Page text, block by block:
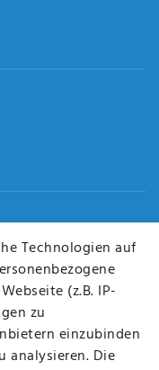
Technologien auf
(z.B. IP-
zu
einzubinden
analysieren. Die